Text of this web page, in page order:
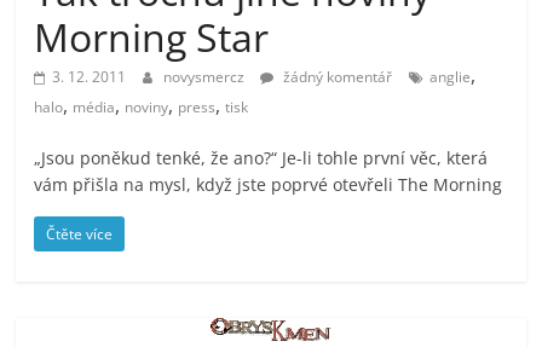
Morning Star
3. 12. 2011 novysmercz žádný komentář anglie,
halo, média, noviny, press,tisk
„Jsou poněkud tenké, že ano?“ Je-li tohle první věc, která
vám přišla na mysl, když jste poprvé otevřeli The Morning
Čtěte více